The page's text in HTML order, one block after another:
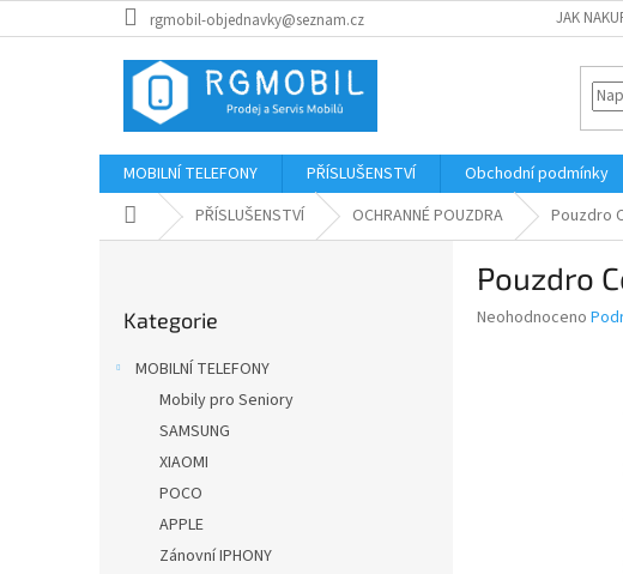
na
rgmobil-objednavky@seznam.cz JAK
MOBILNÍ TELEFONY PŘÍSLUŠENSTVÍ Obchodní podmínky
Domů PŘÍSLUŠENSTVÍ OCHRANNÉ POUZDRA Pouzdro
kategorie
Kategorie
MOBILNÍ TELEFONY
Mobily pro Seniory
SAMSUNG
XIAOMI
POCO
APPLE
Zánovní IPHONY
Pouzdro
Průměrné
Neohodnoceno